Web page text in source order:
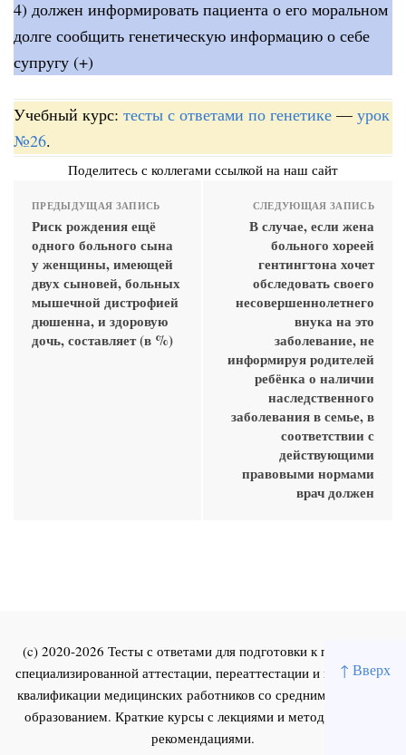
↑ Вверх
4) должен информировать пациента о его моральном
долге сообщить генетическую информацию о себе
супругу (+)
Учебный курс: тесты с ответами по генетике — урок
№26.
Поделитесь с коллегами ссылкой на наш сайт
ПРЕДЫДУЩАЯ ЗАПИСЬ
Риск рождения ещё
одного больного сына
у женщины, имеющей
двух сыновей, больных
мышечной дистрофией
дюшенна, и здоровую
дочь, составляет (в %)
СЛЕДУЮЩАЯ ЗАПИСЬ
В случае, если жена
больного хореей
гентингтона хочет
обследовать своего
несовершеннолетнего
внука на это
заболевание, не
информируя родителей
ребёнка о наличии
наследственного
заболевания в семье, в
соответствии с
действующими
правовыми нормами
врач должен
(c) 2020-2026 Тесты с ответами для подготовки к первичной
специализированной аттестации, переаттестации и повышения
квалификации медицинских работников со средним и высшим
образованием. Краткие курсы с лекциями и методическими
рекомендациями.